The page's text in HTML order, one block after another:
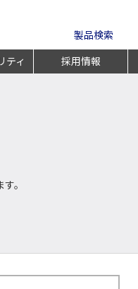
製品検索
ティ 採用情報
。